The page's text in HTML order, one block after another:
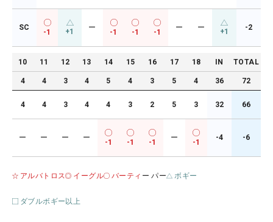
SC
-1 +1 ー
-1 -1 -1
ー ー +1 -2
10 11 12 13 14 15 16 17 18 IN TOTAL
4 4 3 4 5 4 3 5 4 36 72
4 4 3 4 4 3 2 5 3 32 66
ー ー ー ー
-1 -1 -1
ー
-1
-4 -6
アルバトロス イーグル バーティ ー パー ボギー
ダブルボギー以上